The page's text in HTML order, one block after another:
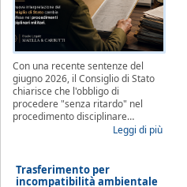
Con una recente sentenze del
giugno 2026, il Consiglio di Stato
chiarisce che l'obbligo di
procedere "senza ritardo" nel
procedimento disciplinare…
Leggi di più
Trasferimento per
incompatibilità ambientale